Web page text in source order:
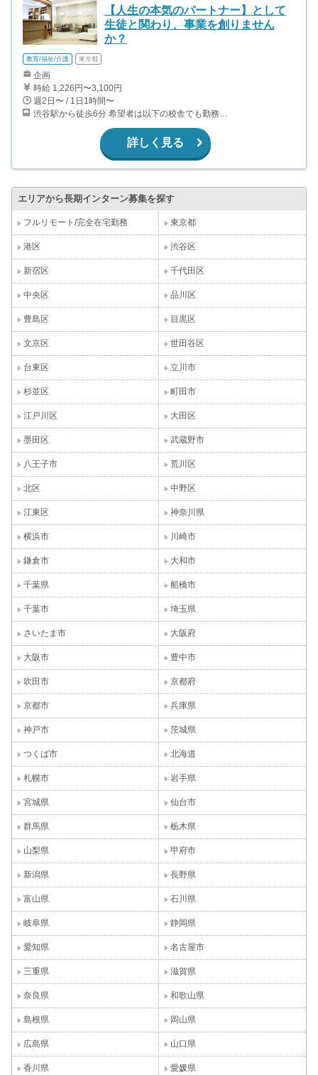
【人生の本気のパートナー】として
生徒と関わり、事業を創りません
か？
教育/福祉/介護 東京都
企画
時給 1,226円〜3,100円
週2日〜 / 1日1時間〜
渋谷駅から徒歩6分 希望者は以下の校舎でも勤務可能です。 ・自由が丘校：自由が丘駅から徒歩4分 ・下北沢校：下北沢駅から徒歩5分 ・成城学園前校：成城学園前駅から徒歩1分 ・横浜校：横浜駅から徒歩5分
詳しく見る
エリアから長期インターン募集を探す
フルリモート/完全在宅勤務 東京都
港区 渋谷区
新宿区 千代田区
中央区 品川区
豊島区 目黒区
文京区 世田谷区
台東区 立川市
杉並区 町田市
江戸川区 大田区
墨田区 武蔵野市
八王子市 荒川区
北区 中野区
江東区 神奈川県
横浜市 川崎市
鎌倉市 大和市
千葉県 船橋市
千葉市 埼玉県
さいたま市 大阪府
大阪市 豊中市
吹田市 京都府
京都市 兵庫県
神戸市 茨城県
つくば市 北海道
札幌市 岩手県
宮城県 仙台市
群馬県 栃木県
山梨県 甲府市
新潟県 長野県
富山県 石川県
岐阜県 静岡県
愛知県 名古屋市
三重県 滋賀県
奈良県 和歌山県
島根県 岡山県
広島県 山口県
香川県 愛媛県